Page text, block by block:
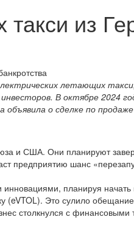
из
летающих
В октябре 2024
о сделке по
и США. Они планируют
предприятию шанс
планируя начать
(eVTOL). Это сулило
столкнулся с финансовыми